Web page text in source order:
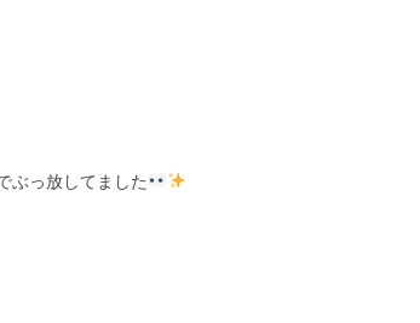
ぶっ放してました